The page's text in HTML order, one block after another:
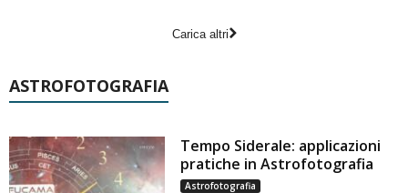
Carica altri
ASTROFOTOGRAFIA
Tempo Siderale: applicazioni
pratiche in Astrofotografia
Astrofotografia